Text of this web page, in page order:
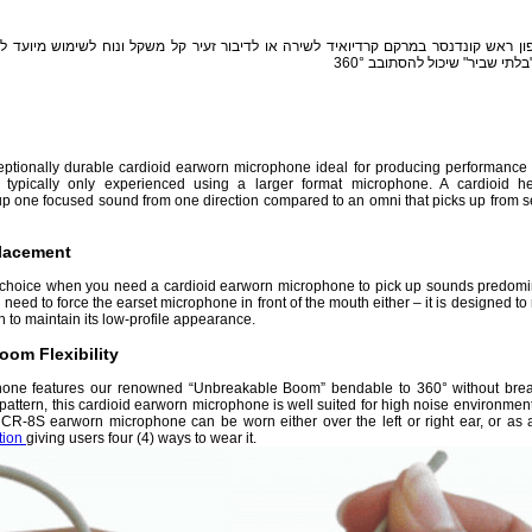
ראש קונדנסר במרקם קרדיואיד לשירה או לדיבור זעיר קל משקל ונוח לשימוש
שביר" שיכול להסתובב 360°
durable cardioid earworn microphone ideal for producing performance
only experienced using a larger format microphone. A cardioid
one focused sound from one direction compared to an omni that picks up from
when you need a cardioid earworn microphone to pick up sounds
to force the earset microphone in front of the mouth either – it is designed to
to maintain its low-profile appearance.
Flexibility
features our renowned “Unbreakable Boom” bendable to 360° without
this cardioid earworn microphone is well suited for high noise
8S earworn microphone can be worn either over the left or right ear, or as
giving users four (4) ways to wear it.